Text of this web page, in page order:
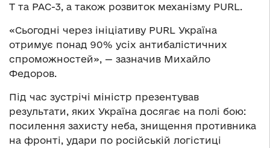
T та PAC-3, а також розвиток механізму PURL.
«Сьогодні через ініціативу PURL Україна
отримує понад 90% усіх антибалістичних
спроможностей», — зазначив Михайло
Федоров.
Під час зустрічі міністр презентував
результати, яких Україна досягає на полі бою:
посилення захисту неба, знищення противника
на фронті, удари по російській логістиці